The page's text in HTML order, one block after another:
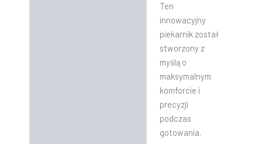
Ten
innowacyjny
piekarnik został
stworzony z
myślą o
maksymalnym
komforcie i
precyzji
podczas
gotowania.